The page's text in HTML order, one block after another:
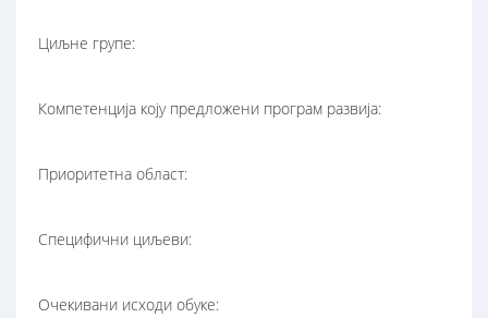
Циљне групе:
Компетенција коју предложени програм развија:
Приоритетна област:
Специфични циљеви:
Очекивани исходи обуке: